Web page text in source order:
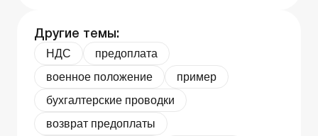
Другие темы:
НДС
предоплата
военное положение
пример
бухгалтерские проводки
возврат предоплаты